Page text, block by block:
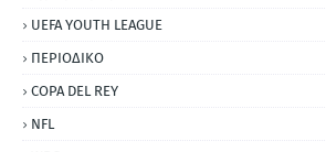
UEFA YOUTH LEAGUE
ΠΕΡΙΟΔΙΚΟ
COPA DEL REY
NFL